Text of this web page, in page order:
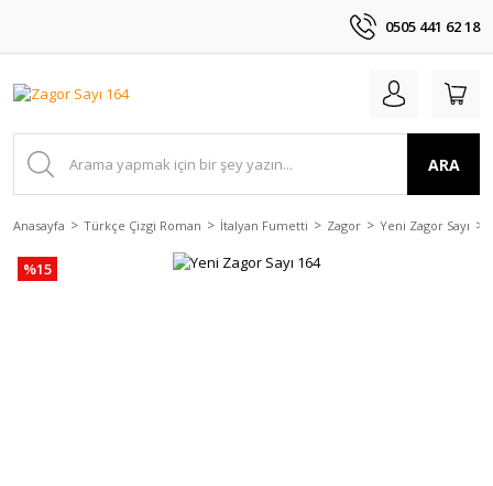
0505 441 62 18
ARA
Anasayfa Türkçe Çizgi Roman İtalyan Fumetti Zagor Yeni Zagor Sayı
%15